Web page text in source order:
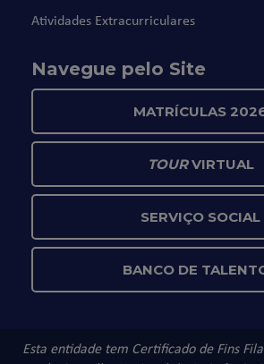
Atividades Extracurriculares
Navegue pelo Site
MATRÍCULAS
TOURVIRTUAL
SERVIÇO SOCIAL
BANCO DE
Esta entidade tem Certificado de Fins